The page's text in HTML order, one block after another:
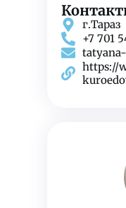
г.Тараз
+7 701
https://